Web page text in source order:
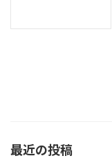
最近の投稿